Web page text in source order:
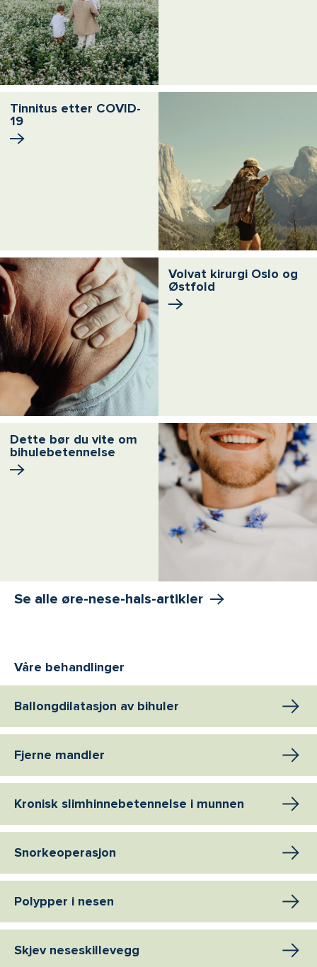
Tinnitus etter COVID-
19
Volvat kirurgi Oslo og
Østfold
Dette bør du vite om
bihulebetennelse
Se alle øre-nese-hals-artikler
Våre behandlinger
Ballongdilatasjon av bihuler
Fjerne mandler
Kronisk slimhinnebetennelse i munnen
Snorkeoperasjon
Polypper i nesen
Skjev neseskillevegg